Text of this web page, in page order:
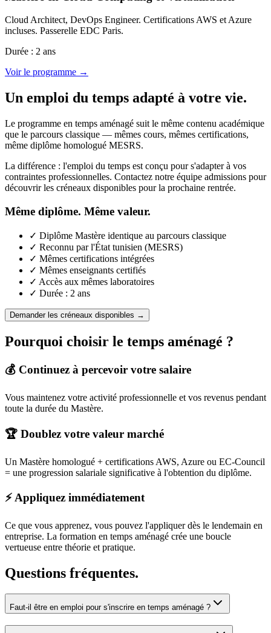
Cloud Architect, DevOps Engineer. Certifications AWS et Azure
incluses. Passerelle EDC Paris.
Durée : 2 ans
Voir le programme →
Un emploi du temps adapté à votre vie.
Le programme en temps aménagé suit le même contenu académique
que le parcours classique — mêmes cours, mêmes certifications,
même diplôme homologué MESRS.
La différence : l'emploi du temps est conçu pour s'adapter à vos
contraintes professionnelles. Contactez notre équipe admissions pour
découvrir les créneaux disponibles pour la prochaine rentrée.
Même diplôme. Même valeur.
✓ Diplôme Mastère identique au parcours classique
✓ Reconnu par l'État tunisien (MESRS)
✓ Mêmes certifications intégrées
✓ Mêmes enseignants certifiés
✓ Accès aux mêmes laboratoires
✓ Durée : 2 ans
Demander les créneaux disponibles →
Pourquoi choisir le temps aménagé ?
💰 Continuez à percevoir votre salaire
Vous maintenez votre activité professionnelle et vos revenus pendant
toute la durée du Mastère.
🏆 Doublez votre valeur marché
Un Mastère homologué + certifications AWS, Azure ou EC-Council
= une progression salariale significative à l'obtention du diplôme.
⚡ Appliquez immédiatement
Ce que vous apprenez, vous pouvez l'appliquer dès le lendemain en
entreprise. La formation en temps aménagé crée une boucle
vertueuse entre théorie et pratique.
Questions fréquentes.
Faut-il être en emploi pour s'inscrire en temps aménagé ?